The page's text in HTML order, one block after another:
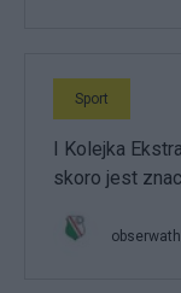
Sport
I Kolejka
skoro jest